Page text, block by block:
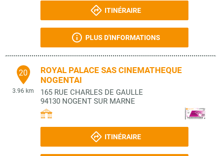
ITINÉRAIRE
PLUS D'INFORMATIONS
20
3.96 km
ROYAL PALACE SAS CINEMATHEQUE
NOGENTAI
165 RUE CHARLES DE GAULLE
94130 NOGENT SUR MARNE
ITINÉRAIRE